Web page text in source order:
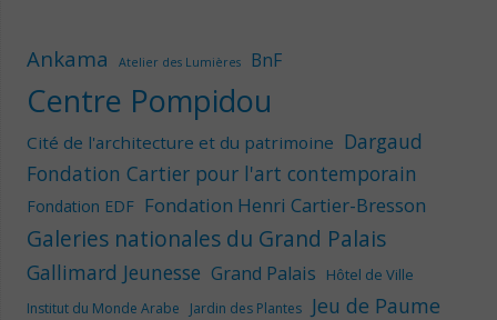
Ankama Atelier des Lumières BnF
Centre Pompidou
Cité de l'architecture et du patrimoine Dargaud
Fondation Cartier pour l'art contemporain
Fondation EDF Fondation Henri Cartier-Bresson
Galeries nationales du Grand Palais
Gallimard Jeunesse Grand Palais Hôtel de Ville
Institut du Monde Arabe Jardin des Plantes Jeu de Paume